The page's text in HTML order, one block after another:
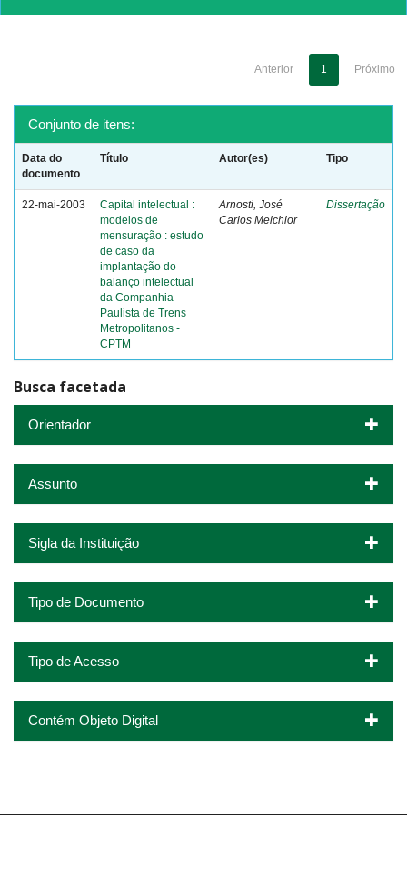
Anterior 1 Próximo
Conjunto de itens:
Data do
documento
Título Autor(es) Tipo
22-mai-2003
Capital intelectual :
modelos de
mensuração : estudo
de caso da
implantação do
balanço intelectual
da Companhia
Paulista de Trens
Metropolitanos -
CPTM
Arnosti, José
Carlos Melchior
Dissertação
Busca facetada
Orientador
Assunto
Sigla da Instituição
Tipo de Documento
Tipo de Acesso
Contém Objeto Digital